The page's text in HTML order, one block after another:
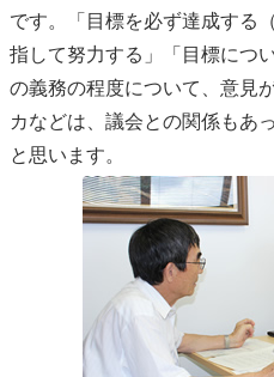
です。「目標を必ず達成する
指して努力する」「目標につ
の義務の程度について、意見
カなどは、議会との関係もあ
と思います。